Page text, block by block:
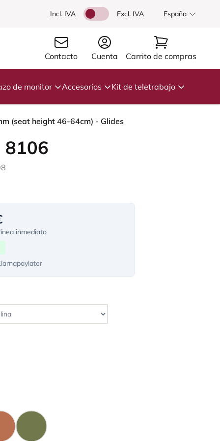
Incl. IVA Excl. IVA España
Contacto Cuenta Carrito de compras
de monitor Accesorios Kit de teletrabajo
(seat height 46-64cm) - Glides
8106
inmediato